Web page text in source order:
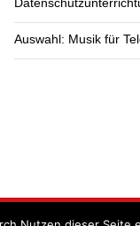
Auswahl: Musik für